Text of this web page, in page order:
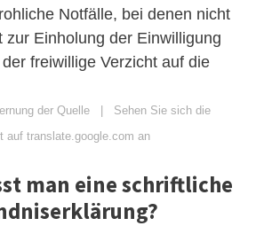
Notfälle, bei denen nicht
zur Einholung der Einwilligung
freiwillige Verzicht auf die
der Quelle | Sehen Sie sich die
auf translate.google.com an
man eine schriftliche